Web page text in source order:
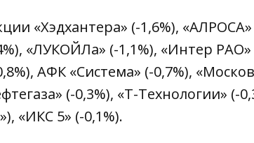
«Хэдхантера» (-1,6%), «АЛРОСА»
«ЛУКОЙЛа» (-1,1%), «Интер
АФК «Система» (-0,7%),
(-0,3%), «Т-Технологии» (-
«ИКС 5» (-0,1%).